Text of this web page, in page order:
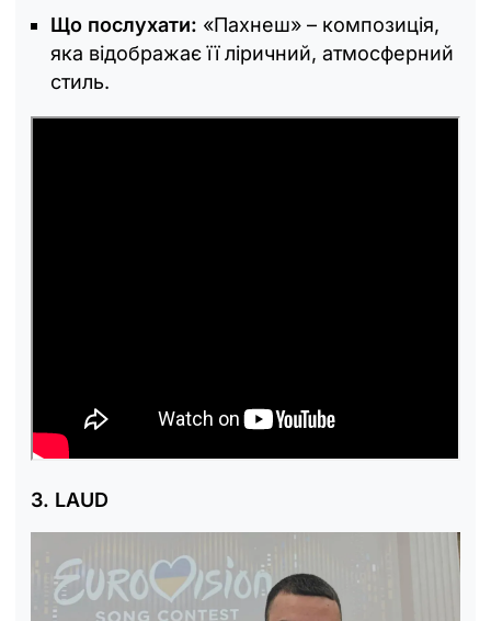
Що послухати: «Пахнеш» – композиція,
яка відображає її ліричний, атмосферний
стиль.
3. LAUD